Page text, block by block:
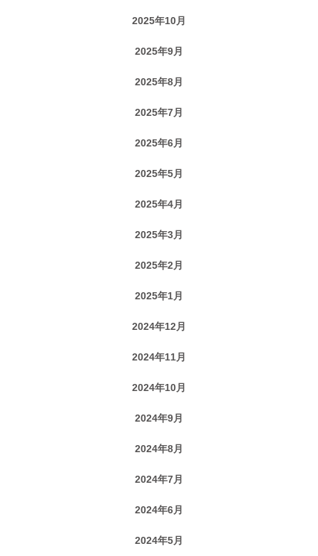
2025年10月
2025年9月
2025年8月
2025年7月
2025年6月
2025年5月
2025年4月
2025年3月
2025年2月
2025年1月
2024年12月
2024年11月
2024年10月
2024年9月
2024年8月
2024年7月
2024年6月
2024年5月